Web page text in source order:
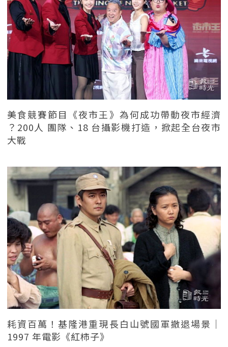
美食競賽節目《夜市王》為何成功帶動夜市經濟
？200人 團隊、18 台攝影機打造，掀起全台夜市
大戰
耗資百萬！基隆港重現長白山號國軍撤退場景｜
1997 年電影《紅柿子》